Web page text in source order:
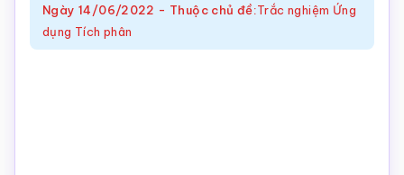
Ngày 14/06/2022 - Thuộc chủ đề:Trắc nghiệm Ứng
dụng Tích phân